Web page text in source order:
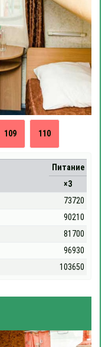
109 110
Питание
×3
73720
90210
81700
96930
103650